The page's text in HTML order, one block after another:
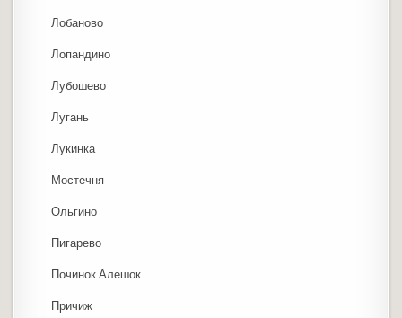
Лобаново
Лопандино
Лубошево
Лугань
Лукинка
Мостечня
Ольгино
Пигарево
Починок Алешок
Причиж